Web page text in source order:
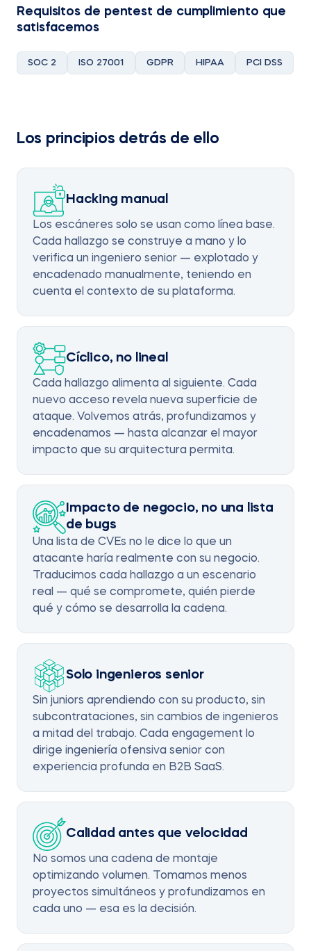
Requisitos de pentest de cumplimiento que
satisfacemos
SOC 2 ISO 27001 GDPR HIPAA PCI DSS
Los principios detrás de ello
Hacking manual
Los escáneres solo se usan como línea base.
Cada hallazgo se construye a mano y lo
verifica un ingeniero senior — explotado y
encadenado manualmente, teniendo en
cuenta el contexto de su plataforma.
Cíclico, no lineal
Cada hallazgo alimenta al siguiente. Cada
nuevo acceso revela nueva superficie de
ataque. Volvemos atrás, profundizamos y
encadenamos — hasta alcanzar el mayor
impacto que su arquitectura permita.
Impacto de negocio, no una lista
de bugs
Una lista de CVEs no le dice lo que un
atacante haría realmente con su negocio.
Traducimos cada hallazgo a un escenario
real — qué se compromete, quién pierde
qué y cómo se desarrolla la cadena.
Solo ingenieros senior
Sin juniors aprendiendo con su producto, sin
subcontrataciones, sin cambios de ingenieros
a mitad del trabajo. Cada engagement lo
dirige ingeniería ofensiva senior con
experiencia profunda en B2B SaaS.
Calidad antes que velocidad
No somos una cadena de montaje
optimizando volumen. Tomamos menos
proyectos simultáneos y profundizamos en
cada uno — esa es la decisión.